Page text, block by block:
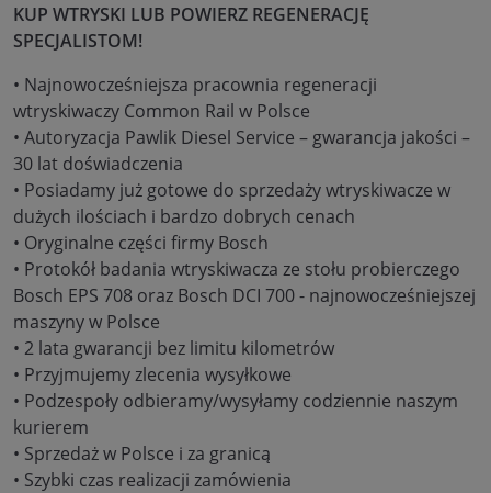
KUP WTRYSKI LUB POWIERZ REGENERACJĘ
SPECJALISTOM!
• Najnowocześniejsza pracownia regeneracji
wtryskiwaczy Common Rail w Polsce
• Autoryzacja Pawlik Diesel Service – gwarancja jakości –
30 lat doświadczenia
• Posiadamy już gotowe do sprzedaży wtryskiwacze w
dużych ilościach i bardzo dobrych cenach
• Oryginalne części firmy Bosch
• Protokół badania wtryskiwacza ze stołu probierczego
Bosch EPS 708 oraz Bosch DCI 700 - najnowocześniejszej
maszyny w Polsce
• 2 lata gwarancji bez limitu kilometrów
• Przyjmujemy zlecenia wysyłkowe
• Podzespoły odbieramy/wysyłamy codziennie naszym
kurierem
• Sprzedaż w Polsce i za granicą
• Szybki czas realizacji zamówienia